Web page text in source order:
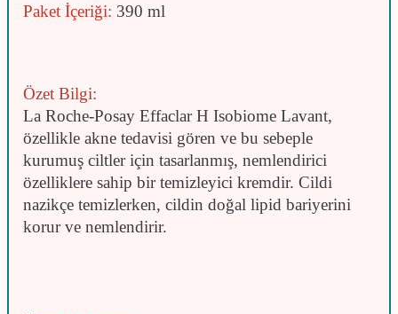
Paket İçeriği: 390 ml
Özet Bilgi:
La Roche-Posay Effaclar H Isobiome Lavant,
özellikle akne tedavisi gören ve bu sebeple
kurumuş ciltler için tasarlanmış, nemlendirici
özelliklere sahip bir temizleyici kremdir. Cildi
nazikçe temizlerken, cildin doğal lipid bariyerini
korur ve nemlendirir.